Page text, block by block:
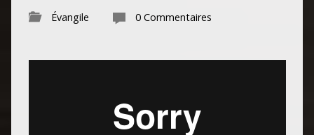
Évangile 0 Commentaires